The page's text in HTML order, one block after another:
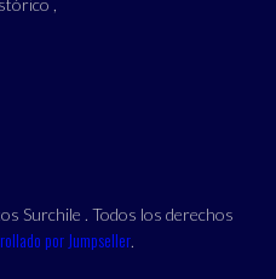
Surchile . Todos los derechos
por Jumpseller.